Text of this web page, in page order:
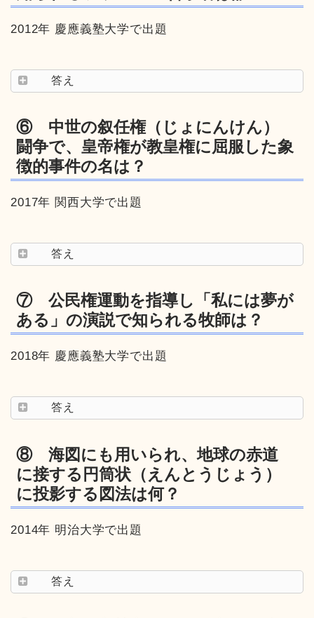
2012年 慶應義塾大学で出題
答え
⑥ 中世の叙任権（じょにんけん）
闘争で、皇帝権が教皇権に屈服した象
徴的事件の名は？
2017年 関西大学で出題
答え
⑦ 公民権運動を指導し「私には夢が
ある」の演説で知られる牧師は？
2018年 慶應義塾大学で出題
答え
⑧ 海図にも用いられ、地球の赤道
に接する円筒状（えんとうじょう）
に投影する図法は何？
2014年 明治大学で出題
答え